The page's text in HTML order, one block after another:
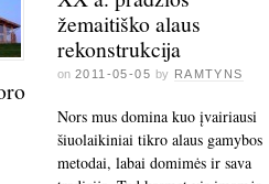
žemaitiško alaus
rekonstrukcija
on 2011-05-05 by RAMTYNS
Nors mus domina kuo įvairiausi
šiuolaikiniai tikro alaus gamybos
metodai, labai domimės ir sava